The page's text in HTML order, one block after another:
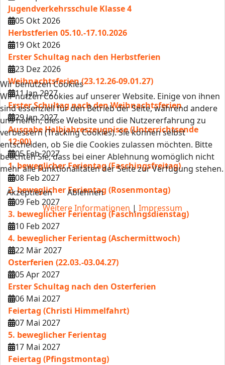
Jugendverkehrsschule Klasse 4
05 Okt 2026
Herbstferien 05.10.-17.10.2026
19 Okt 2026
Erster Schultag nach den Herbstferien
23 Dez 2026
Weihnachtsferien (23.12.26-09.01.27)
11 Jan 2027
Erster Schultag nach den Weihnachtsferien
29 Jan 2027
Ausgabe Halbjahreszeugnisse (Unterrichtsende
12:00)
05 Feb 2027
1. beweglicher Ferientag (Faschingsfreitag)
08 Feb 2027
2. beweglicher Ferientag (Rosenmontag)
09 Feb 2027
3. beweglicher Ferientag (Faschingsdienstag)
10 Feb 2027
4. beweglicher Ferientag (Aschermittwoch)
22 Mär 2027
Osterferien (22.03.-03.04.27)
05 Apr 2027
Erster Schultag nach den Osterferien
06 Mai 2027
Feiertag (Christi Himmelfahrt)
07 Mai 2027
5. beweglicher Ferientag
17 Mai 2027
Feiertag (Pfingstmontag)
Wir benutzen Cookies
Wir nutzen Cookies auf unserer Website. Einige von ihnen
sind essenziell für den Betrieb der Seite, während andere
uns helfen, diese Website und die Nutzererfahrung zu
verbessern (Tracking Cookies). Sie können selbst
entscheiden, ob Sie die Cookies zulassen möchten. Bitte
beachten Sie, dass bei einer Ablehnung womöglich nicht
mehr alle Funktionalitäten der Seite zur Verfügung stehen.
Akzeptieren
Ablehnen
Weitere Informationen | Impressum